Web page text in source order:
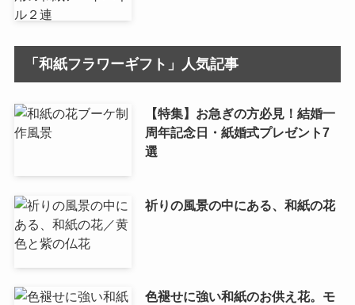
「和紙フラワーギフト」人気記事
【特集】お急ぎの方必見！結婚一
周年記念日・紙婚式プレゼント7
選
祈りの風景の中にある、和紙の花
色褪せに強い和紙のお供え花。モ